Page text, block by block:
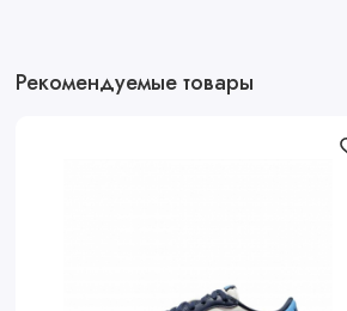
повседневной носки, занятий спортом или
различной одеждой, от спортивных
Рекомендуемые товары